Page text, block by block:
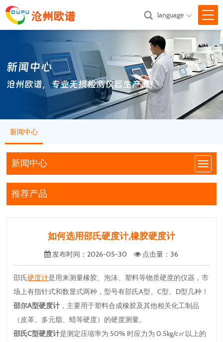
网站首页
关于我们 
产品中心
技术支持
汇款方式
联系我们
language 
新闻中心
沧州欧谱，专业无损检测仪器生产商！
新闻中心
新闻中心
推荐产品
如何选用邵氏硬度计,橡胶硬度计
发布时间 ：2026-05-30 点击量 ：36
邵氏硬度计是用来测量橡胶、泡沫、塑料等物质硬度的仪器，市
场上有指针式和数显式两种，型号有邵氏A型、C型、D型几种！
邵尔A型硬度计 ，主要用于塑料合成橡胶及其他相关化工制品
（皮革、多元脂、蜡等硬度）的硬度测量。
邵氏C型硬度计是测定压缩率为 50% 时应力为 0.5kg/c㎡以上的